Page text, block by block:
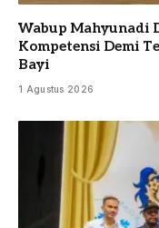
Wabup Mahyunadi
Kompetensi Demi
Bayi
1 Agustus 2026